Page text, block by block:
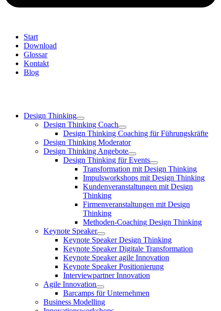
Start
Download
Glossar
Kontakt
Blog
Design Thinking
Design Thinking Coach
Design Thinking Coaching für Führungskräfte
Design Thinking Moderator
Design Thinking Angebote
Design Thinking für Events
Transformation mit Design Thinking
Impulsworkshops mit Design Thinking
Kundenveranstaltungen mit Design
Thinking
Firmenveranstaltungen mit Design
Thinking
Methoden-Coaching Design Thinking
Keynote Speaker
Keynote Speaker Design Thinking
Keynote Speaker Digitale Transformation
Keynote Speaker agile Innovation
Keynote Speaker Positionierung
Interviewpartner Innovation
Agile Innovation
Barcamps für Unternehmen
Business Modelling